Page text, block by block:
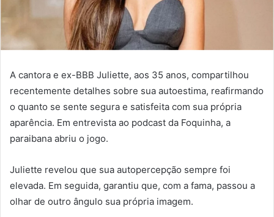
A cantora e ex-BBB Juliette, aos 35 anos, compartilhou
recentemente detalhes sobre sua autoestima, reafirmando
o quanto se sente segura e satisfeita com sua própria
aparência. Em entrevista ao podcast da Foquinha, a
paraibana abriu o jogo.
Juliette revelou que sua autopercepção sempre foi
elevada. Em seguida, garantiu que, com a fama, passou a
olhar de outro ângulo sua própria imagem.